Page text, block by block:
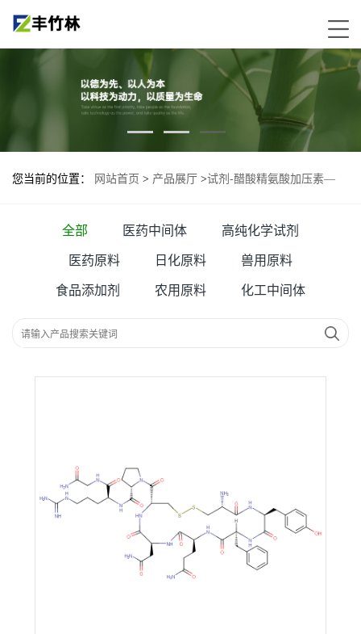
您当前的位置： 网站首页 > 产品展厅 >试剂-醋酸精氨酸加压素—
全部 医药中间体 高纯化学试剂
医药原料 日化原料 兽用原料
食品添加剂 农用原料 化工中间体